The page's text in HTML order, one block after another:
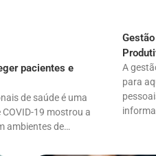
pacientes e
de saúde é uma
19 mostrou a
ambientes de…
A
para